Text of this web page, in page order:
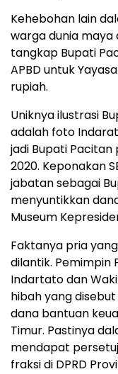
Kehebohan lain
warga dunia
tangkap Bupati
APBD untuk
rupiah.
Uniknya ilustrasi
adalah foto
jadi Bupati
2020. Keponakan
jabatan sebagai
menyuntikkan
Museum
Faktanya pria
dilantik. Pemimpin
Indartato dan
hibah yang
dana bantuan
Timur. Pastinya
mendapat
fraksi di DPRD